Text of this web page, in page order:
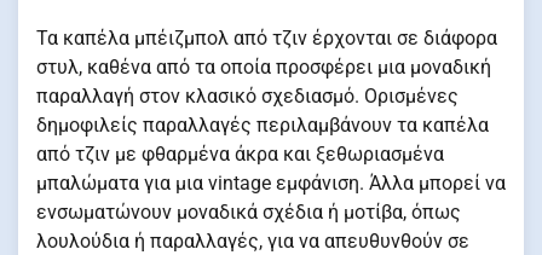
Τα καπέλα μπέιζμπολ από τζιν έρχονται σε διάφορα
στυλ, καθένα από τα οποία προσφέρει μια μοναδική
παραλλαγή στον κλασικό σχεδιασμό. Ορισμένες
δημοφιλείς παραλλαγές περιλαμβάνουν τα καπέλα
από τζιν με φθαρμένα άκρα και ξεθωριασμένα
μπαλώματα για μια vintage εμφάνιση. Άλλα μπορεί να
ενσωματώνουν μοναδικά σχέδια ή μοτίβα, όπως
λουλούδια ή παραλλαγές, για να απευθυνθούν σε